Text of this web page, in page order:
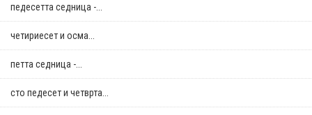
педесетта седница -...
четириесет и осма...
петта седница -...
сто педесет и четврта...